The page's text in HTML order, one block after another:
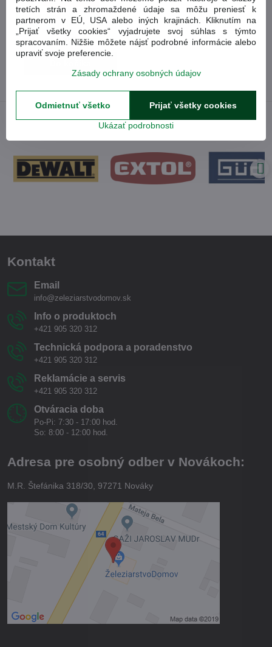
Nôž vreckový zatvárací 11-
dielny EXTOL Craft 91370
3,87 €
Kontakt
Email
info@zeleziarstvodomov.sk
Info o produktoch
+421 905 320 312
Technická podpora a poradenstvo
+421 905 320 312
Reklamácie a servis
+421 905 320 312
Otváracia doba
Po-Pi: 7:30 - 17:00 hod.
So: 8:00 - 12:00 hod.
Adresa pre osobný odber v Novákoch:
M.R. Štefánika 318/30, 97271 Nováky
tretích strán a zhromaždené údaje sa môžu preniesť k
partnerom v EÚ, USA alebo iných krajinách. Kliknutím na
„Prijať všetky cookies“ vyjadrujete svoj súhlas s týmto
spracovaním. Nižšie môžete nájsť podrobné informácie alebo
upraviť svoje preferencie.
Zásady ochrany osobných údajov
Ukázať podrobnosti
Prijať všetky cookies
Odmietnuť všetko